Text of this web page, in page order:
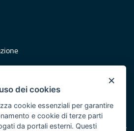
Puglia
risorse del POR Puglia 2014/2020 -
×
dei cookies
cookie essenziali per garantire
e cookie di terze parti
da portali esterni. Questi